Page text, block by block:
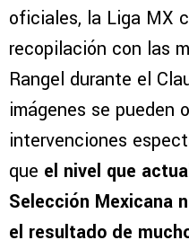
oficiales, la Liga MX
recopilación con las
Rangel durante el
imágenes se pueden
intervenciones
que el nivel que
Selección Mexicana
el resultado de